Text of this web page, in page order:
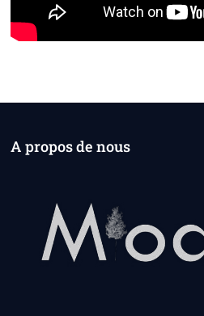
A propos de nous